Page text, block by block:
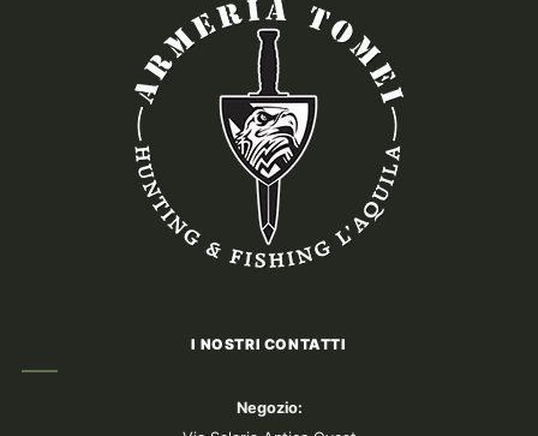
I NOSTRI CONTATTI
Negozio: